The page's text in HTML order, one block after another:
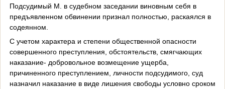
Подсудимый М. в судебном заседании виновным себя в
предъявленном обвинении признал полностью, раскаялся в
содеянном.
С учетом характера и степени общественной опасности
совершенного преступления, обстоятельств, смягчающих
наказание- добровольное возмещение ущерба,
причиненного преступлением, личности подсудимого, суд
назначил наказание в виде лишения свободы условно сроком